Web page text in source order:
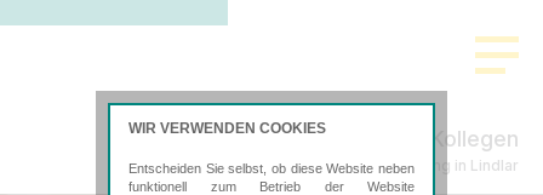
Pütz & Kollegen
Steuerberatung in Lindlar
WIR VERWENDEN COOKIES
Entscheiden Sie selbst, ob diese Website neben
funktionell zum Betrieb der Website